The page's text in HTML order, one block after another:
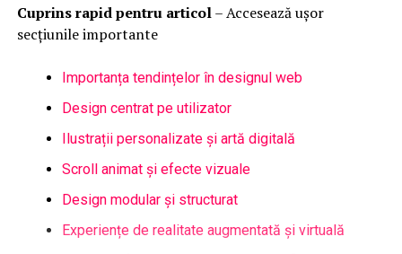
Cuprins rapid pentru articol– Accesează ușor
secțiunile importante
Importanța tendințelor în designul web
Design centrat pe utilizator
Ilustrații personalizate și artă digitală
Scroll animat și efecte vizuale
Design modular și structurat
Experiențe de realitate augmentată și virtuală